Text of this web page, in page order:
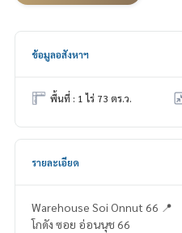
ข้อมูลอสังหาฯ
พื้นที่ : 1 ไร่ 73 ตร.ว.
รายละเอียด
Warehouse Soi Onnut 66 📍
โกดัง ซอย อ่อนนุช 66